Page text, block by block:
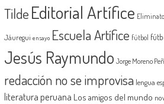
Tilde Editorial Artífice
Jáuregui ensayo Escuela Artífice fútbol
Jesús Raymundo Jorge Moreno
redacción no se improvisa lengua
literatura peruana Los amigos del mundo